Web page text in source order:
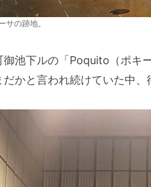
サの跡地。
御池下ルの「Poquito（ポキ
だかと言われ続けていた中、